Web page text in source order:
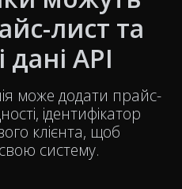
лист та
дані API
може додати прайс-
ідентифікатор
клієнта, щоб
систему.